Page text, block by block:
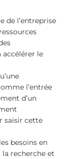
de l’entreprise
accélérer le
l’entrée
d’un
saisir cette
besoins en
la recherche et